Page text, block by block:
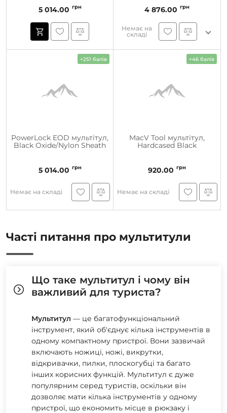
5 014.00 грн 4 876.00 грн
Немає на
складі
+251 балів
PowerLock EOD мультітул,
Black Oxide/Nylon Sheath
5 014.00 грн
Немає на складі
+46 балів
MacV Tool мультітул,
Hardcased Black
920.00 грн
Немає на складі
Часті питання про мультитули
Що таке мультитул і чому він
важливий для туриста?
Мультитул — це багатофункціональний
інструмент, який об'єднує кілька інструментів в
одному компактному пристрої. Вони зазвичай
включають ножиці, ножі, викрутки,
відкривачки, пилки, плоскогубці та багато
інших корисних функцій. Мультитул є дуже
популярним серед туристів, оскільки він
дозволяє мати кілька інструментів у одному
пристрої, що економить місце в рюкзаку і